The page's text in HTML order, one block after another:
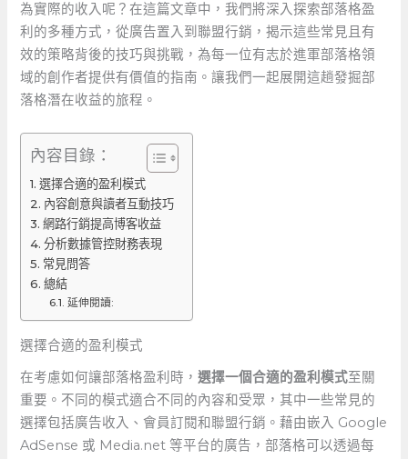
為實際的收入呢？在這篇文章中，我們將深入探索部落格盈
利的多種方式，從廣告置入到聯盟行銷，揭示這些常見且有
效的策略背後的技巧與挑戰，為每一位有志於進軍部落格領
域的創作者提供有價值的指南。讓我們一起展開這趟發掘部
落格潛在收益的旅程。
內容目錄：
選擇合適的盈利模式
內容創意與讀者互動技巧
網路行銷提高博客收益
分析數據管控財務表現
常見問答
總結
延伸閱讀:
選擇合適的盈利模式
在考慮如何讓部落格盈利時，選擇一個合適的盈利模式至關
重要。不同的模式適合不同的內容和受眾，其中一些常見的
選擇包括廣告收入、會員訂閱和聯盟行銷。藉由嵌入 Google
AdSense 或 Media.net 等平台的廣告，部落格可以透過每